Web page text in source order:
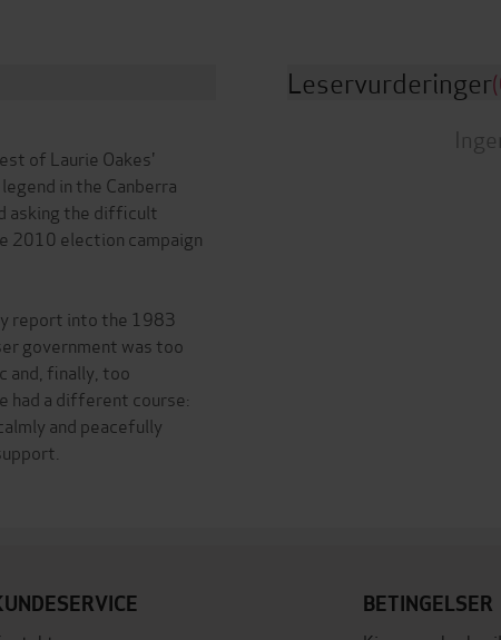
of Laurie Oakes'
in the Canberra
asking the difficult
2010 election campaign
report into the 1983
government was too
and, finally, too
had a different course:
and peacefully
Leservurderinger
BETINGELSER